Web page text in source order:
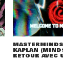
KAPLAN
RETOUR AVEC